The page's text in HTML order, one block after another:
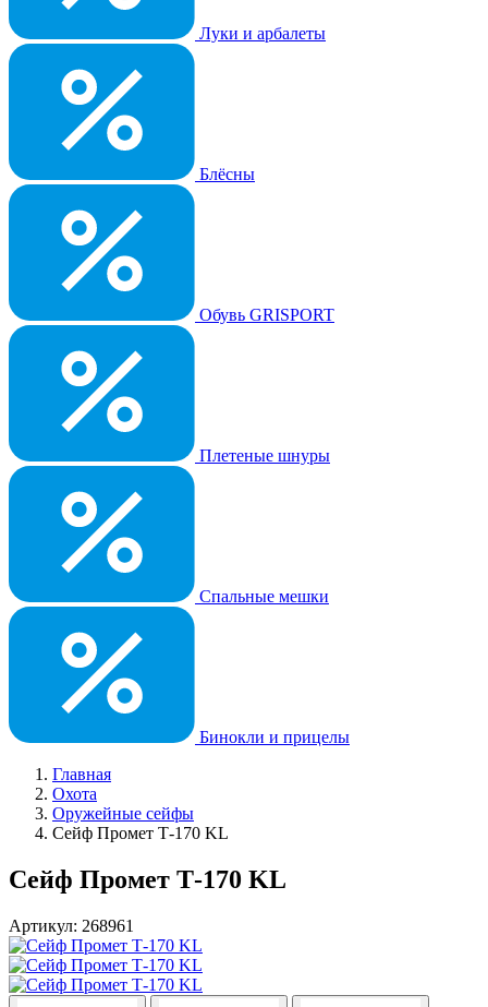
Луки и арбалеты
Блёсны
Обувь GRISPORT
Плетеные шнуры
Спальные мешки
Бинокли и прицелы
Главная
Охота
Оружейные сейфы
Сейф Промет Т-170 KL
Сейф Промет Т-170 KL
Артикул: 268961